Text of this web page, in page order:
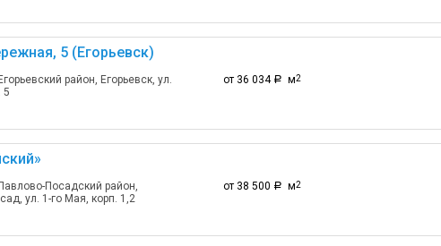
5 (Егорьевск)
от 36 034 a м2
район, Егорьевск, ул.
5
от 38 500 a м2
Посадский район,
ул. 1-го Мая, корп. 1,2